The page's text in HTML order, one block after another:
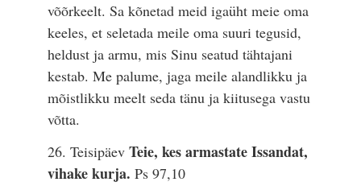
võõrkeelt. Sa kõnetad meid igaüht meie oma
keeles, et seletada meile oma suuri tegusid,
heldust ja armu, mis Sinu seatud tähtajani
kestab. Me palume, jaga meile alandlikku ja
mõistlikku meelt seda tänu ja kiitusega vastu
võtta.
26. TeisipäevTeie, kes armastate Issandat,
vihake kurja.Ps 97,10